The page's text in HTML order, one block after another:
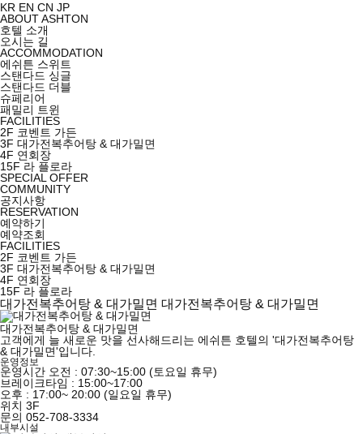
KR EN CN JP
ABOUT ASHTON
호텔 소개
오시는 길
ACCOMMODATION
에쉬튼 스위트
스탠다드 싱글
스탠다드 더블
슈페리어
패밀리 트윈
FACILITIES
2F 코벤트 가든
3F 대가전복추어탕 & 대가밀면
4F 연회장
15F 라 플로라
SPECIAL OFFER
COMMUNITY
공지사항
RESERVATION
예약하기
예약조회
FACILITIES
2F 코벤트 가든
3F 대가전복추어탕 & 대가밀면
4F 연회장
15F 라 플로라
대가전복추어탕 & 대가밀면 대가전복추어탕 & 대가밀면
대가전복추어탕 & 대가밀면
고객에게 늘 새로운 맛을 선사해드리는 에쉬튼 호텔의 '대가전복추어탕
& 대가밀면'입니다.
운영정보
운영시간 오전 : 07:30~15:00 (토요일 휴무)
브레이크타임 : 15:00~17:00
오후 : 17:00~ 20:00 (일요일 휴무)
위치 3F
문의 052-708-3334
내부시설